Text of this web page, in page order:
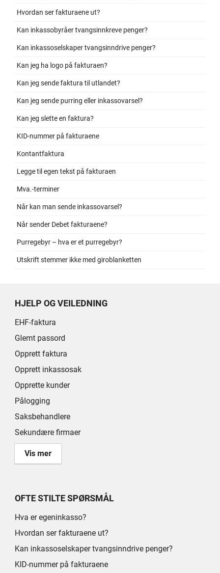
Hvordan ser fakturaene ut?
Kan inkassobyråer tvangsinnkreve penger?
Kan inkassoselskaper tvangsinndrive penger?
Kan jeg ha logo på fakturaen?
Kan jeg sende faktura til utlandet?
Kan jeg sende purring eller inkassovarsel?
Kan jeg slette en faktura?
KID-nummer på fakturaene
Kontantfaktura
Legge til egen tekst på fakturaen
Mva.-terminer
Når kan man sende inkassovarsel?
Når sender Debet fakturaene?
Purregebyr – hva er et purregebyr?
Utskrift stemmer ikke med giroblanketten
HJELP OG VEILEDNING
EHF-faktura
Glemt passord
Opprett faktura
Opprett inkassosak
Opprette kunder
Pålogging
Saksbehandlere
Sekundære firmaer
Vis mer
OFTE STILTE SPØRSMÅL
Hva er egeninkasso?
Hvordan ser fakturaene ut?
Kan inkassoselskaper tvangsinndrive penger?
KID-nummer på fakturaene